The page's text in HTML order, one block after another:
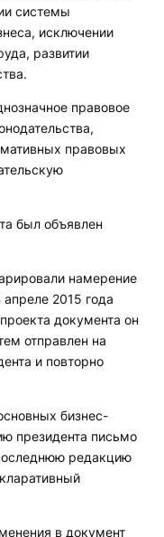
системы
исключении
развитии
правовое
правовых
был объявлен
намерение
2015 года
документа он
отправлен на
и повторно
бизнес-
президента письмо
редакцию
в документ